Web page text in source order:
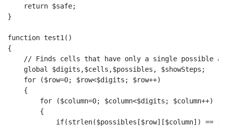
return $safe;
}
function test1()
{
// Finds cells that have only a single possible
global $digits,$cells,$possibles, $showSteps;
for ($row=0; $row<$digits; $row++)
{
for ($column=0; $column<$digits; $column++)
{
if(strlen($possibles[$row][$column]) == 1)